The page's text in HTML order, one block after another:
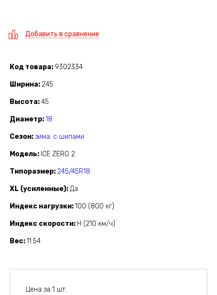
Добавить в сравнение
Код товара 9302334
Ширина 245
Высота 45
Диаметр 18
Сезон зима: с шипами
Модель ICE ZERO 2
Типоразмер 245/45R18
XL (усиленные) Да
Индекс нагрузки 100 (800 кг)
Индекс скорости H (210 км/ч)
Вес 11.54
Цена за 1 шт.